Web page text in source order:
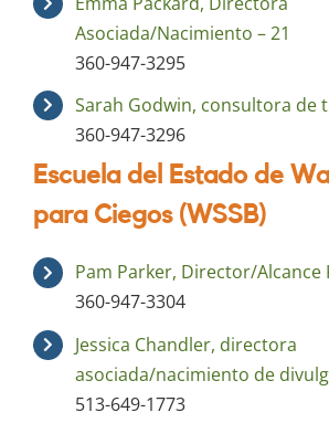
Asociada/Nacimiento – 21
360-947-3295
Sarah Godwin, consultora de
360-947-3296
Escuela del Estado de
para Ciegos (WSSB)
Pam Parker, Director/Alcance
360-947-3304
Jessica Chandler, directora
asociada/nacimiento de
513-649-1773